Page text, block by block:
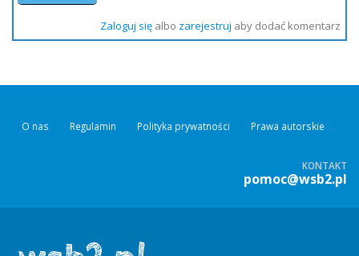
Zaloguj sięalbo zarejestruj aby dodać komentarz
O nas Regulamin Polityka prywatności Prawa autorskie
KONTAKT
pomoc@wsb2.pl